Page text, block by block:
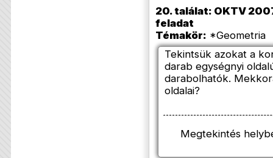
20. találat: OKTV
feladat
Témakör: *Geometria
Tekintsük azokat a
darab egységnyi
darabolhatók.
oldalai?
Megtekintés